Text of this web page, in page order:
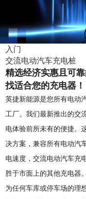
入门
交流电动汽车充电桩
精选经济实惠且可
找适合您的充电器！
英捷新能源是您所有电动
工厂。我们最新推出的交
电体验前所未有的便捷。
决方案，兼容所有电动汽
电速度，交流电动汽车充
胜于市面上的其他充电器
为任何车库或停车场的理